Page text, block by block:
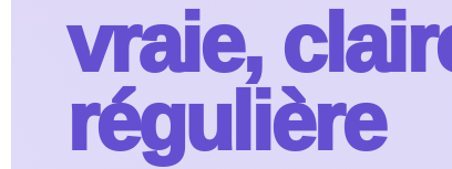
vraie,
régulière